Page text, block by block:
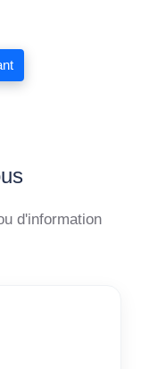
d'information